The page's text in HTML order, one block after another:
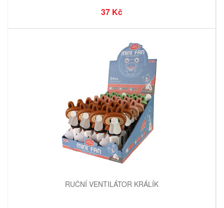
37 Kč
RUČNÍ VENTILÁTOR KRÁLÍK